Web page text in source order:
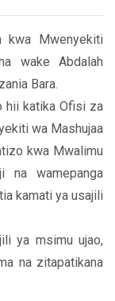
kwa Mwenyekiti
wake Abdalah
Bara.
hii katika Ofisi za
wa Mashujaa
kwa Mwalimu
na wamepanga
kamati ya usajili
ya msimu ujao,
na zitapatikana